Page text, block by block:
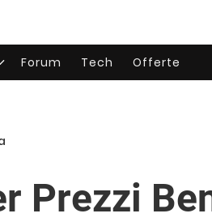
Forum Tech Offerte
Prezzi